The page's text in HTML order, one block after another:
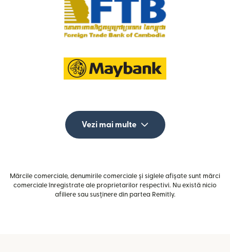
Vezi mai multe
Mărcile comerciale, denumirile comerciale și siglele afișate sunt mărci
comerciale înregistrate ale proprietarilor respectivi. Nu există nicio
afiliere sau susținere din partea Remitly.